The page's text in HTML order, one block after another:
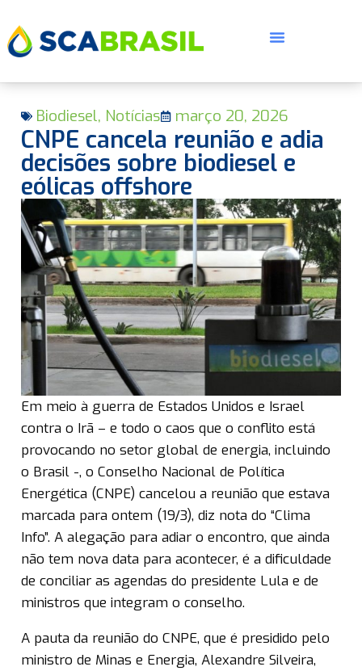
Biodiesel, Notícias março 20, 2026
CNPE cancela reunião e adia
decisões sobre biodiesel e
eólicas offshore
Em meio à guerra de Estados Unidos e Israel
contra o Irã – e todo o caos que o conflito está
provocando no setor global de energia, incluindo
o Brasil -, o Conselho Nacional de Política
Energética (CNPE) cancelou a reunião que estava
marcada para ontem (19/3), diz nota do “Clima
Info”. A alegação para adiar o encontro, que ainda
não tem nova data para acontecer, é a dificuldade
de conciliar as agendas do presidente Lula e de
ministros que integram o conselho.
A pauta da reunião do CNPE, que é presidido pelo
ministro de Minas e Energia, Alexandre Silveira,